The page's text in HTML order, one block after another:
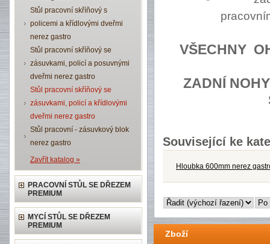
Stůl pracovní skříňový s
policemi a křídlovými dveřmi
nerez gastro
Stůl pracovní skříňový se
zásuvkami, policí a posuvnými
dveřmi nerez gastro
Stůl pracovní skříňový se
zásuvkami, policí a křídlovými
dveřmi nerez gastro
Stůl pracovní - zásuvkový blok
nerez gastro
Zavřít katalog »
PRACOVNÍ STŮL SE DŘEZEM
PREMIUM
MYCÍ STŮL SE DŘEZEM
PREMIUM
VŠECHNY
ZADNÍ
Související ke
Hloubka 600mm nerez
Zboží